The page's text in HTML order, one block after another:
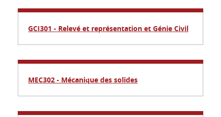
GCI301 - Relevé et représentation et Génie Civil
MEC302 - Mécanique des solides